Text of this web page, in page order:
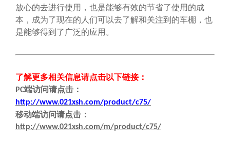
放心的去进行使用，也是能够有效的节省了使用的成
本，成为了现在的人们可以去了解和关注到的车棚，也
是能够得到了广泛的应用。
了解更多相关信息请点击以下链接：
PC端访问请点击 ：
http://www.021xsh.com/product/c75/
移动端访问请点击 ：
http://www.021xsh.com/m/product/c75/